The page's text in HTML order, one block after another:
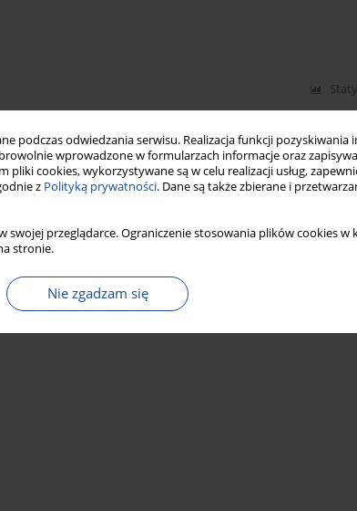
podczas odwiedzania serwisu. Realizacja funkcji
wprowadzone w formularzach informacje oraz
pliki cookies, wykorzystywane są w celu realizacji usług,
z Polityką prywatności. Dane są także zbierane i
swojej przeglądarce. Ograniczenie stosowania plików cookies
stronie.
Nie zgadzam się